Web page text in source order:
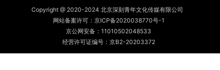
Copyright @ 2020-2024 北京深刻青年文化传媒有限公司
网站备案许可： 京ICP备2020038770号-1
京公网安备： 11010502048533
经营许可证编号：京B2-20203372